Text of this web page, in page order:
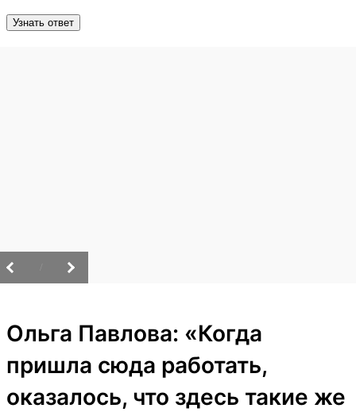
Узнать ответ
Ольга Павлова: «Когда
пришла сюда работать,
оказалось, что здесь такие же